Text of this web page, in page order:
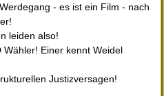
- es ist ein Film - nach
leiden also!
Wähler! Einer kennt Weidel
Justizversagen!